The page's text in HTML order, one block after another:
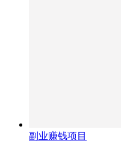
副业赚钱项目